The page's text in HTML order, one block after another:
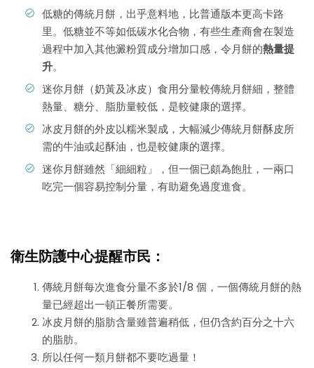
低糖的傳統月餅，出乎意料地，比普通版本更高卡路
里。低糖並不等如低碳水化合物，有些生產商會在製造
過程中加入其他澱粉質成分增加口感，令月餅的熱量提
升。
迷你月餅（奶黃及冰皮）食用分量較傳統月餅細，整體
熱量、糖分、脂肪量較低，是較健康的選擇。
冰皮月餅的外皮以糯米製成，大幅減少傳統月餅酥皮所
需的牛油或起酥油，也是較健康的選擇。
迷你月餅雖然「細細粒」，但一個已頗為飽肚，一兩口
吃完一個容易控制分量，有助避免過度進食。
衛生防護中心提醒市民：
傳統月餅每次進食分量不多於1/8 個，一個傳統月餅的熱
量已經超出一頓正餐所需要。
冰皮月餅的脂肪含量雖普遍稍低，但仍含約百分之十六
的脂肪。
所以任何一類月餅都不要吃過量！